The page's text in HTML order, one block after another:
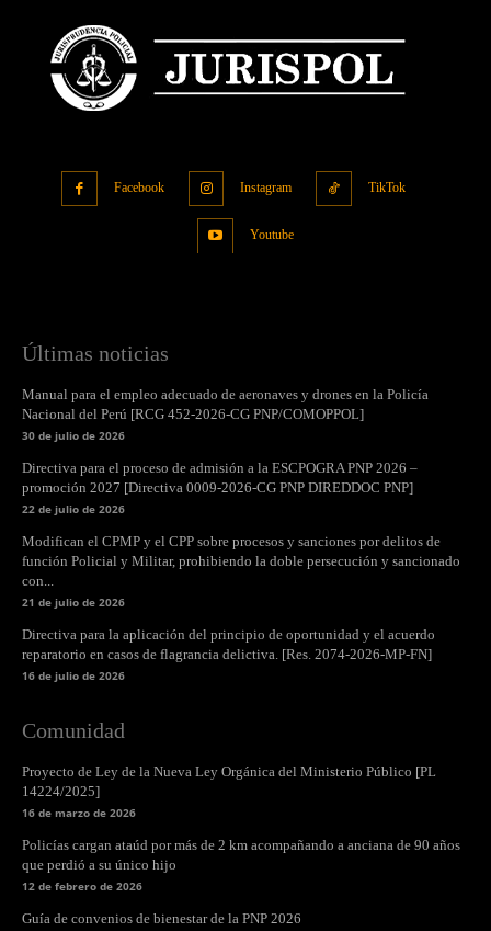
Facebook Instagram TikTok
Youtube
Últimas noticias
Manual para el empleo adecuado de aeronaves y drones en la Policía
Nacional del Perú [RCG 452-2026-CG PNP/COMOPPOL]
30 de julio de 2026
Directiva para el proceso de admisión a la ESCPOGRA PNP 2026 –
promoción 2027 [Directiva 0009-2026-CG PNP DIREDDOC PNP]
22 de julio de 2026
Modifican el CPMP y el CPP sobre procesos y sanciones por delitos de
función Policial y Militar, prohibiendo la doble persecución y sancionado
con...
21 de julio de 2026
Directiva para la aplicación del principio de oportunidad y el acuerdo
reparatorio en casos de flagrancia delictiva. [Res. 2074-2026-MP-FN]
16 de julio de 2026
Comunidad
Proyecto de Ley de la Nueva Ley Orgánica del Ministerio Público [PL
14224/2025]
16 de marzo de 2026
Policías cargan ataúd por más de 2 km acompañando a anciana de 90 años
que perdió a su único hijo
12 de febrero de 2026
Guía de convenios de bienestar de la PNP 2026